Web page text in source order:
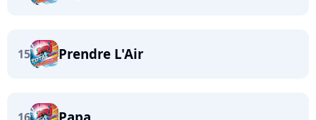
15 Prendre L'Air